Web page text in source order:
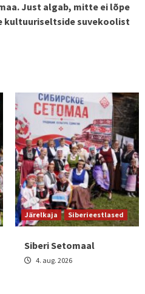
Just algab, mitte ei lõpe
kultuuriseltside suvekoolist
Järelkaja Siberieestlased
Siberi Setomaal
4. aug. 2026